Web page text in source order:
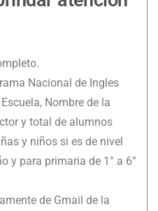
Nacional de Ingles
Nombre de la
y total de alumnos
y niños si es de nivel
y para primaria de 1° a 6°
de Gmail de la